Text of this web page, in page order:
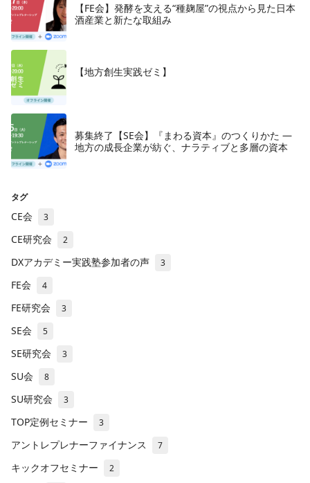
【FE会】発酵を支える“種麹屋”の視点から見た日本
酒産業と新たな取組み
【地方創生実践ゼミ】
募集終了【SE会】『まわる資本』のつくりかた —
地方の成長企業が紡ぐ、ナラティブと多層の資本
タグ
CE会 3
CE研究会 2
DXアカデミー実践塾参加者の声 3
FE会 4
FE研究会 3
SE会 5
SE研究会 3
SU会 8
SU研究会 3
TOP定例セミナー 3
アントレプレナーファイナンス 7
キックオフセミナー 2